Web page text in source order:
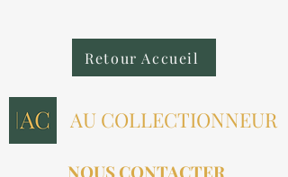
Retour Accueil
AU COLLECTIONNEUR
NOUS CONTACTER